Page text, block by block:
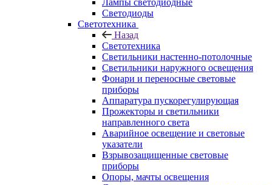
Лампы светодиодные
Светодиоды
Светотехника
Назад
Светотехника
Светильники настенно-потолочные
Светильники наружного освещения
Фонари и переносные световые
приборы
Аппаратура пускорегулирующая
Прожекторы и светильники
направленного света
Аварийное освещение и световые
указатели
Взрывозащищенные световые
приборы
Опоры, мачты освещения